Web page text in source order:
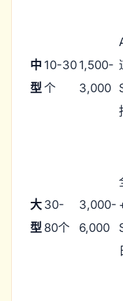
中
型
10-30
个
1,500-
3,000
大
型
30-
80个
3,000-
6,000